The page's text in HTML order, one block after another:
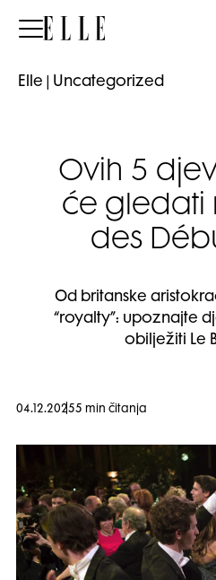
Elle
Elle Uncategorized
Ovih 5
će gledati
des
Od britanske
“royalty”: upoznajte
obilježiti Le
04.12.20255 min čitanja